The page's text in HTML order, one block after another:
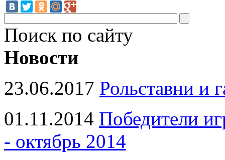
Поиск по сайту
Новости
23.06.2017 Рольставни и
01.11.2014 Победители
- октябрь 2014